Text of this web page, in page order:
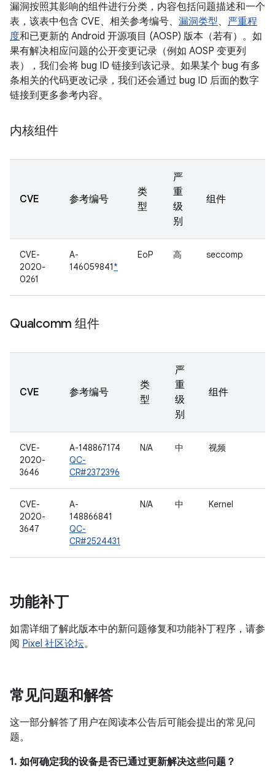
漏洞按照其影响的组件进行分类，内容包括问题描述和一个
表，该表中包含 CVE、相关参考编号、 漏洞类型、 严重程
度和已更新的 Android 开源项目 (AOSP) 版本（若有）。如
果有解决相应问题的公开变更记录（例如 AOSP 变更列
表），我们会将 bug ID 链接到该记录。如果某个 bug 有多
条相关的代码更改记录，我们还会通过 bug ID 后面的数字
链接到更多参考内容。
内核组件
CVE 参考编号
类
型
严
重
级
别
组件
CVE-
2020-
0261
A-
146059841*
EoP 高 seccomp
Qualcomm 组件
CVE 参考编号
类
型
严
重
级
别
组件
CVE-
2020-
3646
A-148867174
QC-
CR#2372396
N/A 中 视频
CVE-
2020-
3647
A-
148866841
QC-
CR#2524431
N/A 中 Kernel
功能补丁
如需详细了解此版本中的新问题修复和功能补丁程序，请参
阅 Pixel 社区论坛。
常见问题和解答
这一部分解答了用户在阅读本公告后可能会提出的常见问
题。
1. 如何确定我的设备是否已通过更新解决这些问题？